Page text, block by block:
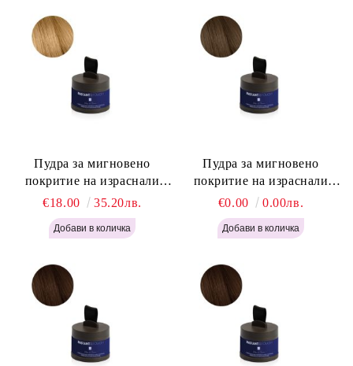
Пудра за мигновено
покритие на израснали
корени Русо - Labor Pro
Instant Retouch Powder -
Blonde H645
€18.00 35.20лв.
Пудра за мигновено
покритие на израснали
корени Светло Кафяво -
Labor Pro Instant Retouch
Powder - Light Brown H644
€0.00 0.00лв.